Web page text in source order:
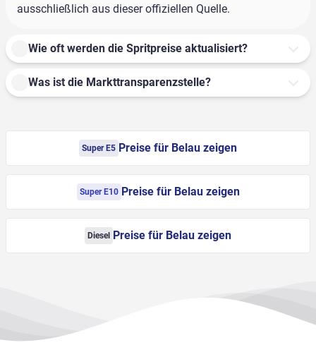
ausschließlich aus dieser offiziellen Quelle.
Wie oft werden die Spritpreise aktualisiert?
Was ist die Markttransparenzstelle?
Super E5 Preise für Belau zeigen
Super E10 Preise für Belau zeigen
Diesel Preise für Belau zeigen